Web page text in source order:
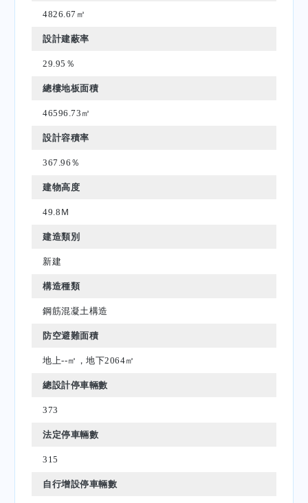
4826.67㎡
設計建蔽率
29.95％
總樓地板面積
46596.73㎡
設計容積率
367.96％
建物高度
49.8Ｍ
建造類別
新建
構造種類
鋼筋混凝土構造
防空避難面積
地上--㎡，地下2064㎡
總設計停車輛數
373
法定停車輛數
315
自行增設停車輛數